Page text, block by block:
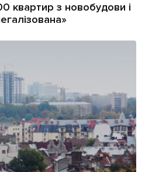
квартир з новобудови і